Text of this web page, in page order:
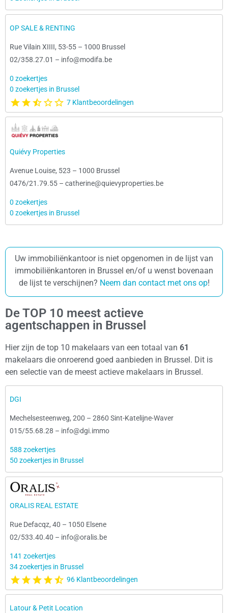
OP SALE & RENTING
Rue Vilain XIIII, 53-55 – 1000 Brussel
02/358.27.01 – info@modifa.be
0 zoekertjes
0 zoekertjes in Brussel
7 Klantbeoordelingen
Quiévy Properties
Avenue Louise, 523 – 1000 Brussel
0476/21.79.55 – catherine@quievyproperties.be
0 zoekertjes
0 zoekertjes in Brussel
Uw immobiliënkantoor is niet opgenomen in de lijst van
immobiliënkantoren in Brussel en/of u wenst bovenaan
de lijst te verschijnen? Neem dan contact met ons op!
De TOP 10 meest actieve
agentschappen in Brussel
Hier zijn de top 10 makelaars van een totaal van 61
makelaars die onroerend goed aanbieden in Brussel. Dit is
een selectie van de meest actieve makelaars in Brussel.
DGI
Mechelsesteenweg, 200 – 2860 Sint-Katelijne-Waver
015/55.68.28 – info@dgi.immo
588 zoekertjes
50 zoekertjes in Brussel
ORALIS REAL ESTATE
Rue Defacqz, 40 – 1050 Elsene
02/533.40.40 – info@oralis.be
141 zoekertjes
34 zoekertjes in Brussel
96 Klantbeoordelingen
Latour & Petit Location